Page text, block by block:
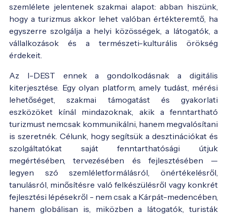
szemlélete jelentenek szakmai alapot: abban hiszünk,
hogy a turizmus akkor lehet valóban értékteremtő, ha
egyszerre szolgálja a helyi közösségek, a látogatók, a
vállalkozások és a természeti-kulturális örökség
érdekeit.
Az I-DEST ennek a gondolkodásnak a digitális
kiterjesztése. Egy olyan platform, amely tudást, mérési
lehetőséget, szakmai támogatást és gyakorlati
eszközöket kínál mindazoknak, akik a fenntartható
turizmust nemcsak kommunikálni, hanem megvalósítani
is szeretnék. Célunk, hogy segítsük a desztinációkat és
szolgáltatókat saját fenntarthatósági útjuk
megértésében, tervezésében és fejlesztésében —
legyen szó szemléletformálásról, önértékelésről,
tanulásról, minősítésre való felkészülésről vagy konkrét
fejlesztési lépésekről - nem csak a Kárpát-medencében,
hanem globálisan is, miközben a látogatók, turisták